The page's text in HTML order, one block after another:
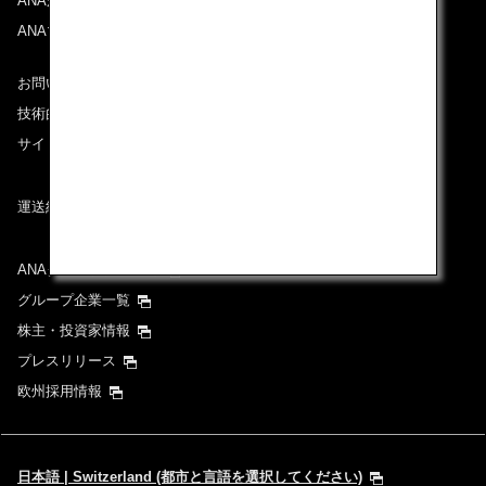
ANAマイレージクラブ
お問い合わせ
技術的なお問い合わせ（推奨環境）
サイトマップ
運送約款
ANAグループについて
グループ企業一覧
株主・投資家情報
プレスリリース
欧州採用情報
日本語 | Switzerland (都市と言語を選択してください)